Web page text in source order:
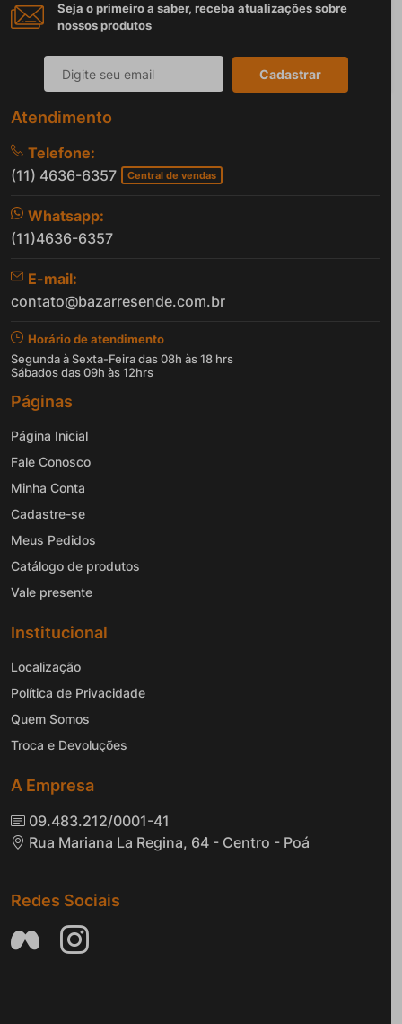
Seja o primeiro a saber, receba atualizações sobre
nossos produtos
Cadastrar
Atendimento
Telefone:
(11) 4636-6357
Central de vendas
Whatsapp:
(11)4636-6357
E-mail:
contato@bazarresende.com.br
Horário de atendimento
Segunda à Sexta-Feira das 08h às 18 hrs
Sábados das 09h às 12hrs
Páginas
Página Inicial
Fale Conosco
Minha Conta
Cadastre-se
Meus Pedidos
Catálogo de produtos
Vale presente
Institucional
Localização
Política de Privacidade
Quem Somos
Troca e Devoluções
A Empresa
09.483.212/0001-41
Rua Mariana La Regina, 64 - Centro - Poá
Redes Sociais